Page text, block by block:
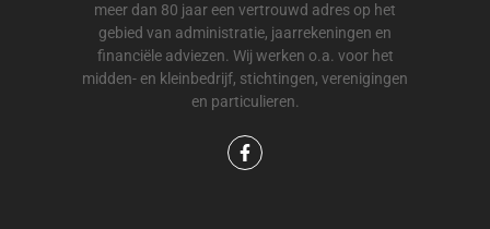
meer dan 80 jaar een vertrouwd adres op het
gebied van administratie, jaarrekeningen en
financiële adviezen. Wij werken o.a. voor het
midden- en kleinbedrijf, stichtingen, verenigingen
en particulieren.